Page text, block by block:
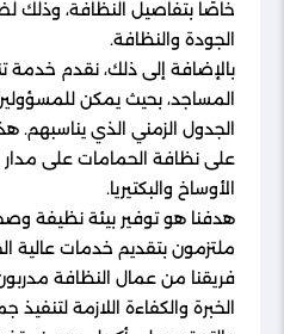
خاصًا بتفاصيل النظافة،
الجودة والنظافة.
بالإضافة إلى ذلك، نقدم
المساجد، بحيث يمكن
الجدول الزمني الذي
على نظافة الحمامات على مدار
الأوساخ والبكتيريا.
هدفنا هو توفير بيئة نظيفة
ملتزمون بتقديم خدمات عالية
فريقنا من عمال النظافة مدربون
الخبرة والكفاءة اللازمة